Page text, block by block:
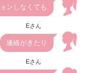
ンしなくても
Eさん
連絡がきたり
Eさん